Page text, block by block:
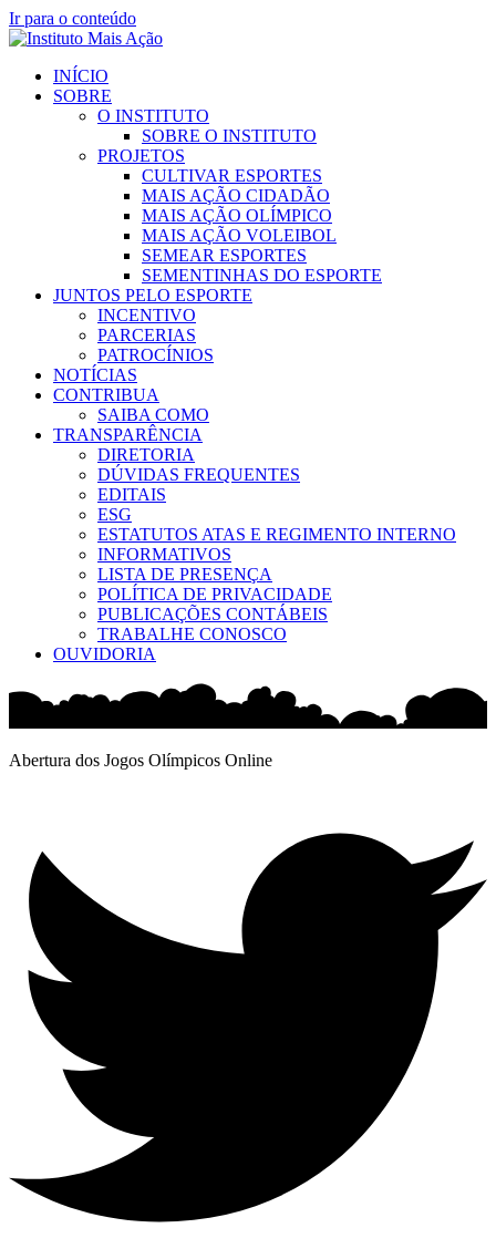
Ir para o conteúdo
INÍCIO
SOBRE
O INSTITUTO
SOBRE O INSTITUTO
PROJETOS
CULTIVAR ESPORTES
MAIS AÇÃO CIDADÃO
MAIS AÇÃO OLÍMPICO
MAIS AÇÃO VOLEIBOL
SEMEAR ESPORTES
SEMENTINHAS DO ESPORTE
JUNTOS PELO ESPORTE
INCENTIVO
PARCERIAS
PATROCÍNIOS
NOTÍCIAS
CONTRIBUA
SAIBA COMO
TRANSPARÊNCIA
DIRETORIA
DÚVIDAS FREQUENTES
EDITAIS
ESG
ESTATUTOS ATAS E REGIMENTO INTERNO
INFORMATIVOS
LISTA DE PRESENÇA
POLÍTICA DE PRIVACIDADE
PUBLICAÇÕES CONTÁBEIS
TRABALHE CONOSCO
OUVIDORIA
Abertura dos Jogos Olímpicos Online